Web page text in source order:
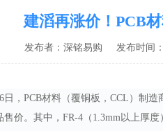
建滔再涨价！PCB
发布者：深铭易购 发布时间
日，PCB材料（覆铜板，CCL）制
价。其中，FR-4（1.3mm以上厚度